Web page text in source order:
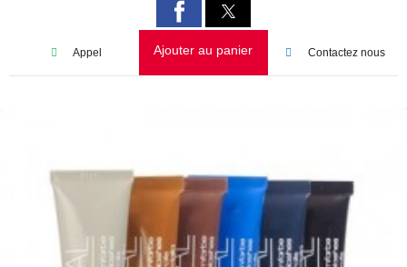
Appel Ajouter au panier Contactez nous